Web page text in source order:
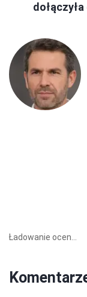
Ładowanie ocen...